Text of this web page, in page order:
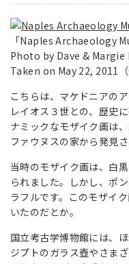
「Naples Archaeology
Photo by Dave &
Taken on May 22, 2011（
こちらは、マケドニアの
レイオス３世との、歴史
ナミックなモザイク画は
ファウヌスの家から発見さ
当時のモザイク画は、白
られました。しかし、ポ
ラフルです。このモザイ
いたのだとか。
国立考古学博物館には、
ジプトのガラス壺やさま